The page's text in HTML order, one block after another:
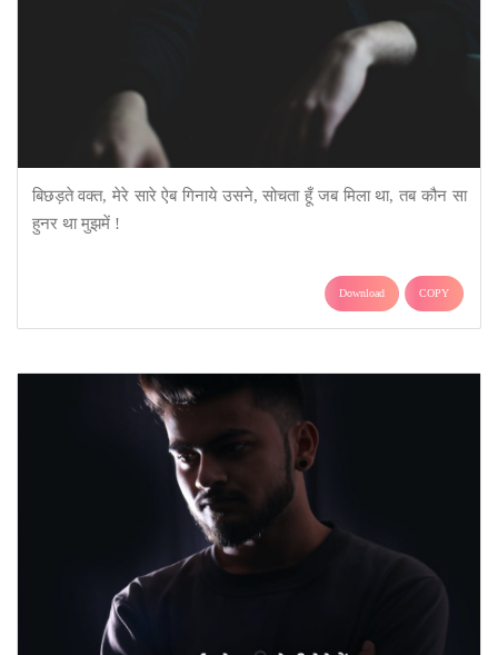
बिछड़ते वक्त, मेरे सारे ऐब गिनाये उसने, सोचता हूँ जब मिला था, तब कौन सा
हुनर था मुझमें !
Download COPY